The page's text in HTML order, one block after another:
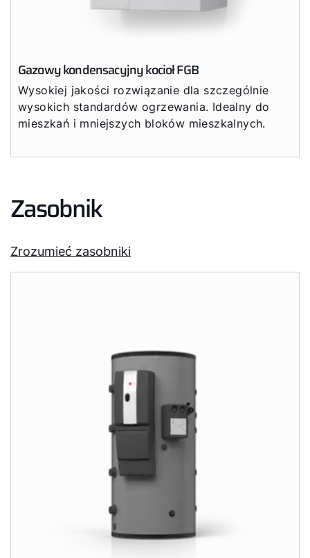
Gazowy kondensacyjny kocioł FGB
Wysokiej jakości rozwiązanie dla szczególnie
wysokich standardów ogrzewania. Idealny do
mieszkań i mniejszych bloków mieszkalnych.
Zasobnik
Zrozumieć zasobniki